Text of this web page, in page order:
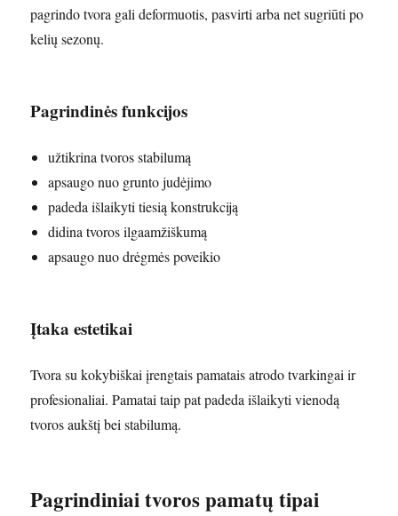
pagrindo tvora gali deformuotis, pasvirti arba net sugriūti po
kelių sezonų.
Pagrindinės funkcijos
užtikrina tvoros stabilumą
apsaugo nuo grunto judėjimo
padeda išlaikyti tiesią konstrukciją
didina tvoros ilgaamžiškumą
apsaugo nuo drėgmės poveikio
Įtaka estetikai
Tvora su kokybiškai įrengtais pamatais atrodo tvarkingai ir
profesionaliai. Pamatai taip pat padeda išlaikyti vienodą
tvoros aukštį bei stabilumą.
Pagrindiniai tvoros pamatų tipai